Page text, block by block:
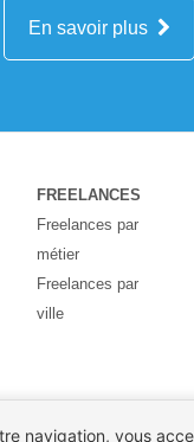
En savoir plus
FREELANCES
Freelances par
métier
Freelances par
ville
navigation, vous